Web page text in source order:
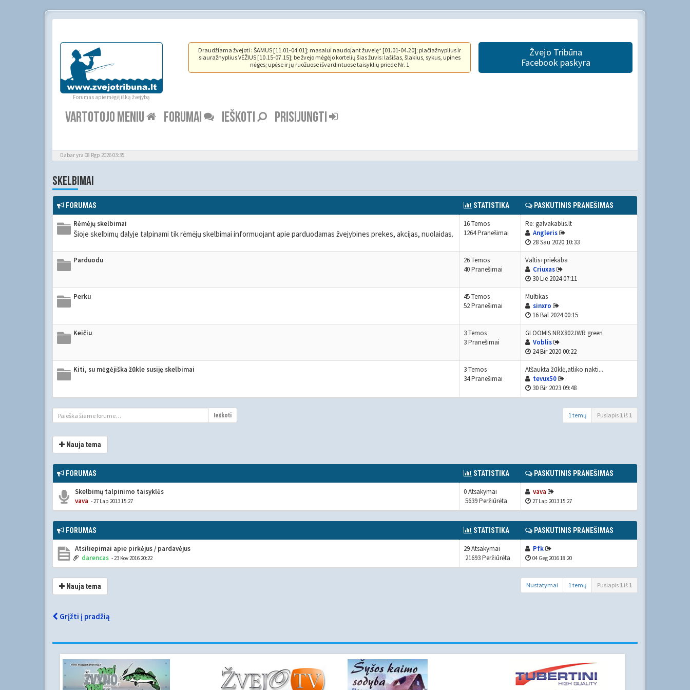
Forumas apie mėgėjišką žvejybą
Draudžiama žvejoti : ŠAMUS [11.01-04.01]; masalui naudojant žuvelę* [01.01-04.20]; plačiažnyplius ir
siauražnyplius VĖŽIUS [10.15-07.15]; be žvejo mėgėjo kortelių šias žuvis: lašišas, šlakius, sykus, upines
nėges; upėse ir jų ruožuose išvardintuose taisyklių priede Nr. 1
Žvejo Tribūna
Facebook paskyra
VARTOTOJO MENIU FORUMAI IEŠKOTI PRISIJUNGTI
Dabar yra 08 Rgp 2026 03:35
SKELBIMAI
FORUMAS STATISTIKA PASKUTINIS PRANEŠIMAS
Rėmėjų skelbimai
Šioje skelbimų dalyje talpinami tik rėmėjų skelbimai informuojant apie parduodamas žvejybines prekes, akcijas, nuolaidas.
16 Temos
1264 Pranešimai
Re: galvakablis.lt
Angleris
28 Sau 2020 10:33
Parduodu
26 Temos
40 Pranešimai
Valtis+priekaba
Criuxas
30 Lie 2024 07:11
Perku
45 Temos
52 Pranešimai
Multikas
sinxro
16 Bal 2024 00:15
Keičiu
3 Temos
3 Pranešimai
GLOOMIS NRX802JWR green
Voblis
24 Bir 2020 00:22
Kiti, su mėgėjiška žūkle susiję skelbimai
3 Temos
34 Pranešimai
Atšaukta žūklė,atliko nakti...
tevux50
30 Bir 2023 09:48
Ieškoti 1 temų Puslapis 1 iš 1
Nauja tema
FORUMAS STATISTIKA PASKUTINIS PRANEŠIMAS
Skelbimų talpinimo taisyklės
vava - 27 Lap 2013 15:27
0 Atsakymai
5639 Peržiūrėta
vava
27 Lap 2013 15:27
FORUMAS STATISTIKA PASKUTINIS PRANEŠIMAS
Atsiliepimai apie pirkėjus / pardavėjus
darencas - 23 Kov 2016 20:22
29 Atsakymai
21693 Peržiūrėta
Pfk
04 Geg 2016 18:20
Nauja tema Nustatymai 1 temų Puslapis 1 iš 1
Grįžti į pradžią